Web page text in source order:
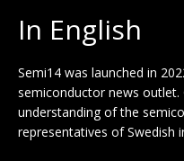
In English
Semi14 was launched in
semiconductor news
understanding of the
representatives of Swedish